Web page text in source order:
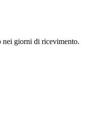
nei giorni di ricevimento.